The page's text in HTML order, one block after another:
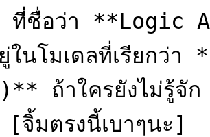
ชื่อว่า **Logic
ในโมเดลที่เรียกว่
ถ้าใครยังไม่รู้จัก
[จิ้มตรงนี้เบาๆนะ]